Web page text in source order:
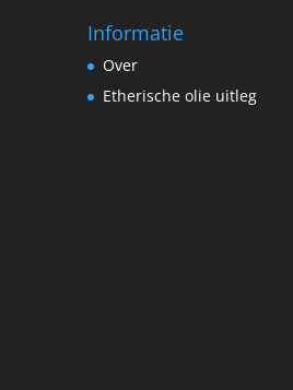
Informatie
Over
Etherische olie uitleg